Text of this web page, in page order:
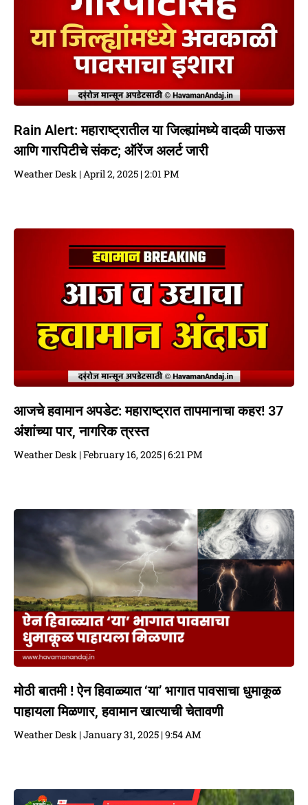
Rain Alert: महाराष्ट्रातील या जिल्ह्यांमध्ये वादळी पाऊस
आणि गारपिटीचे संकट; ऑरेंज अलर्ट जारी
Weather Desk April 2, 2025 2:01 PM
आजचे हवामान अपडेट: महाराष्ट्रात तापमानाचा कहर! 37
अंशांच्या पार, नागरिक त्रस्त
Weather Desk February 16, 2025 6:21 PM
मोठी बातमी ! ऐन हिवाळ्यात ‘या’ भागात पावसाचा धुमाकूळ
पाहायला मिळणार, हवामान खात्याची चेतावणी
Weather Desk January 31, 2025 9:54 AM